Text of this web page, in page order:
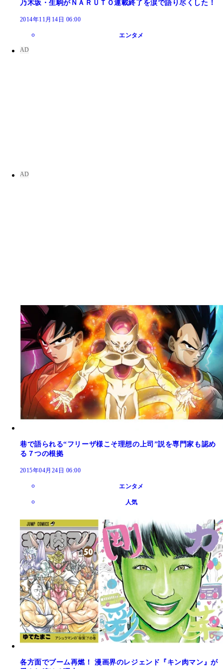
乃木坂・生駒がＮＡＲＵＴＯ連載終了を涙で語り尽くした！
2014年11月14日 06:00
エンタメ
巷で語られる“フリーザ様こそ理想の上司”説を専門家も認め
る７つの根拠
2015年04月24日 06:00
エンタメ
人気
各方面でブーム再燃！ 漫画界のレジェンド『キン肉マン』が